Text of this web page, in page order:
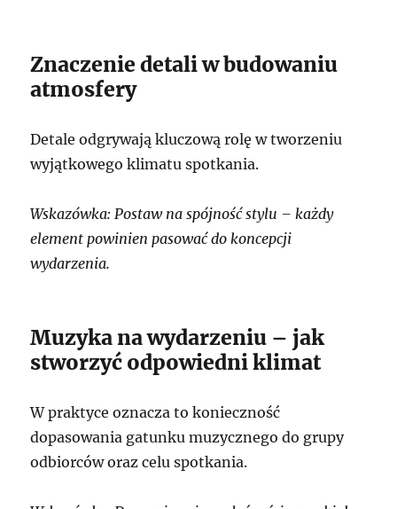
Znaczenie detali w budowaniu
atmosfery
Detale odgrywają kluczową rolę w tworzeniu
wyjątkowego klimatu spotkania.
Wskazówka: Postaw na spójność stylu – każdy
element powinien pasować do koncepcji
wydarzenia.
Muzyka na wydarzeniu – jak
stworzyć odpowiedni klimat
W praktyce oznacza to konieczność
dopasowania gatunku muzycznego do grupy
odbiorców oraz celu spotkania.